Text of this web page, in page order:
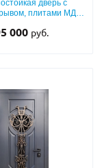
дверь с
плитами МДФ
и ковкой
000 руб.